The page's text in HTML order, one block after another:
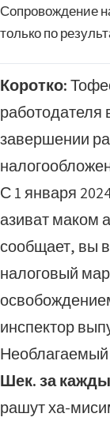
Сопровождение
только по
Коротко:
работодателя
завершении
С 1 января
азиват маком
сообщает, вы
налоговый
инспектор
Шек. за
рашут ха-